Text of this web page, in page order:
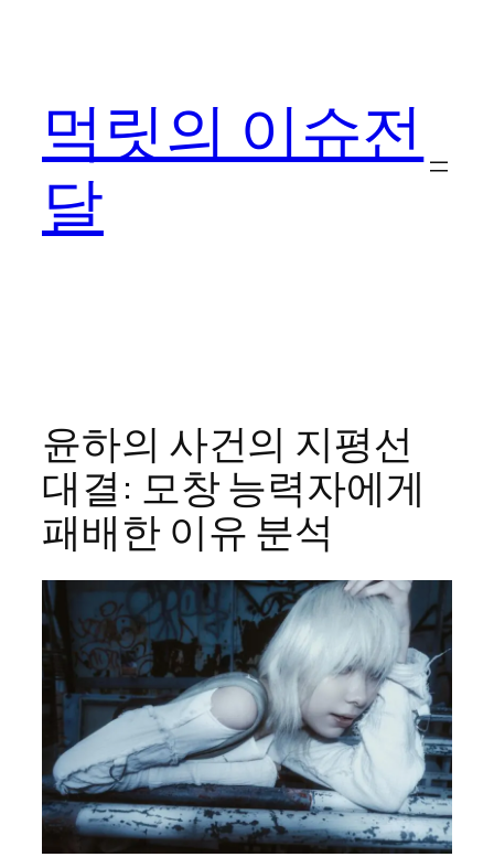
먹릿의 이슈전
달
윤하의 사건의 지평선
대결: 모창 능력자에게
패배한 이유 분석